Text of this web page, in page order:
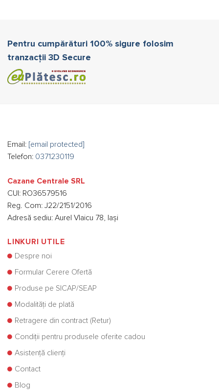
Pentru cumpărături 100% sigure folosim
tranzacții 3D Secure
Email: [email protected]
Telefon: 0371230119
Cazane Centrale SRL
CUI: RO36579516
Reg. Com: J22/2151/2016
Adresă sediu: Aurel Vlaicu 78, Iași
LINKURI UTILE
Despre noi
Formular Cerere Ofertă
Produse pe SICAP/SEAP
Modalități de plată
Retragere din contract (Retur)
Condiții pentru produsele oferite cadou
Asistență clienți
Contact
Blog